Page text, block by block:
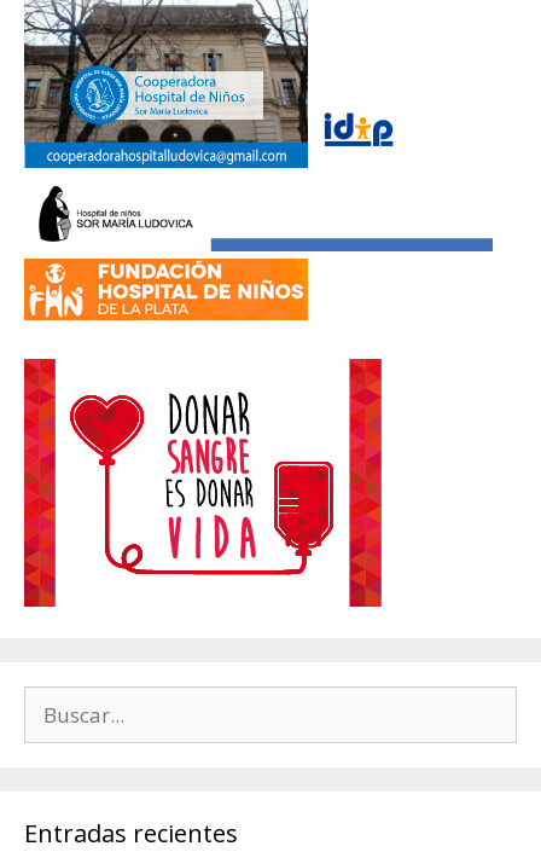
Entradas recientes